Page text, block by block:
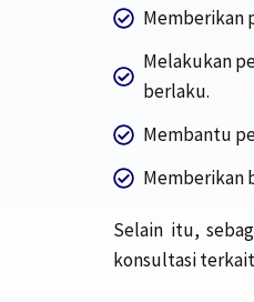
Memberikan
Melakukan
berlaku.
Membantu
Memberikan
Selain itu,
konsultasi